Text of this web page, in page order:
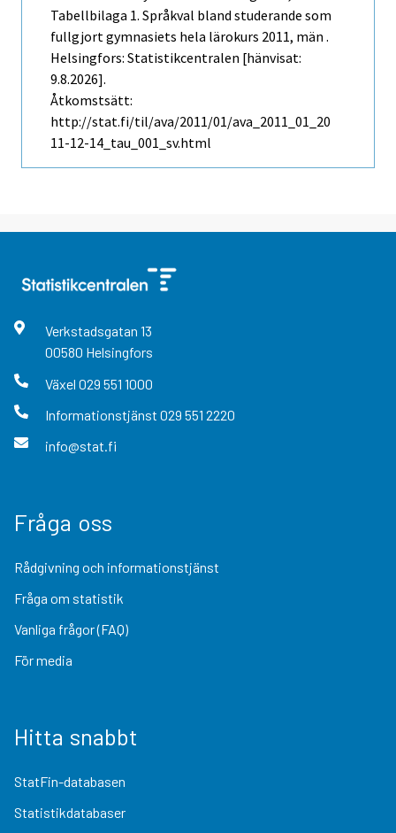
Tabellbilaga 1. Språkval bland studerande som
fullgjort gymnasiets hela lärokurs 2011, män .
Helsingfors: Statistikcentralen [hänvisat:
9.8.2026].
Åtkomstsätt:
http://stat.fi/til/ava/2011/01/ava_2011_01_20
11-12-14_tau_001_sv.html
Verkstadsgatan 13
00580 Helsingfors
Växel 029 551 1000
Informationstjänst 029 551 2220
info@stat.fi
Fråga oss
Rådgivning och informationstjänst
Fråga om statistik
Vanliga frågor (FAQ)
För media
Hitta snabbt
StatFin-databasen
Statistikdatabaser